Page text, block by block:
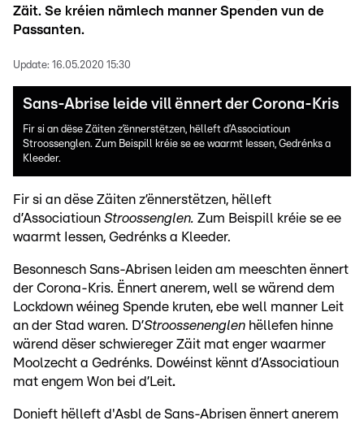
Zäit. Se kréien nämlech manner Spenden vun de
Passanten.
Update: 16.05.2020 15:30
Sans-Abrise leide vill ënnert der Corona-Kris
Fir si an dëse Zäiten z’ënnerstëtzen, hëlleft d’Associatioun
Stroossenglen. Zum Beispill kréie se ee waarmt Iessen, Gedrénks a
Kleeder.
Fir si an dëse Zäiten z’ënnerstëtzen, hëlleft
d’Associatioun Stroossenglen. Zum Beispill kréie se ee
waarmt Iessen, Gedrénks a Kleeder.
Besonnesch Sans-Abrisen leiden am meeschten ënnert
der Corona-Kris. Ënnert anerem, well se wärend dem
Lockdown wéineg Spende kruten, ebe well manner Leit
an der Stad waren. D’Stroossenenglen hëllefen hinne
wärend dëser schwiereger Zäit mat enger waarmer
Moolzecht a Gedrénks. Dowéinst kënnt d’Associatioun
mat engem Won bei d’Leit.
Donieft hëlleft d'Asbl de Sans-Abrisen ënnert anerem